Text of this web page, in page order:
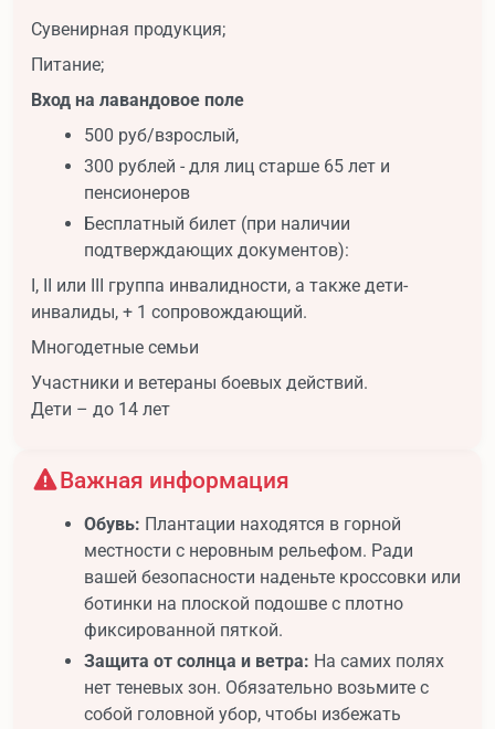
Сувенирная продукция;
Питание;
Вход на лавандовое поле
500 руб/взрослый,
300 рублей - для лиц старше 65 лет и
пенсионеров
Бесплатный билет (при наличии
подтверждающих документов):
I, II или III группа инвалидности, а также дети-
инвалиды, + 1 сопровождающий.
Многодетные семьи
Участники и ветераны боевых действий.
Дети – до 14 лет
Важная информация
Обувь: Плантации находятся в горной
местности с неровным рельефом. Ради
вашей безопасности наденьте кроссовки или
ботинки на плоской подошве с плотно
фиксированной пяткой.
Защита от солнца и ветра: На самих полях
нет теневых зон. Обязательно возьмите с
собой головной убор, чтобы избежать